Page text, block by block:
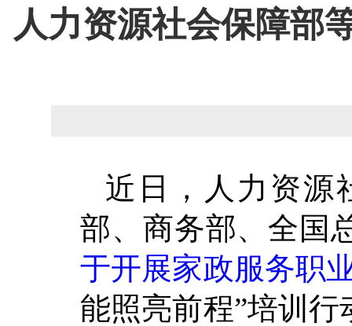
人力资源社会保障部
近日，人力资源
部、 商务部、 全国
于开展家政服务职
能照亮前程”培训